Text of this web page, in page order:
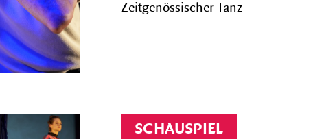
Zeitgenössischer Tanz
SCHAUSPIEL